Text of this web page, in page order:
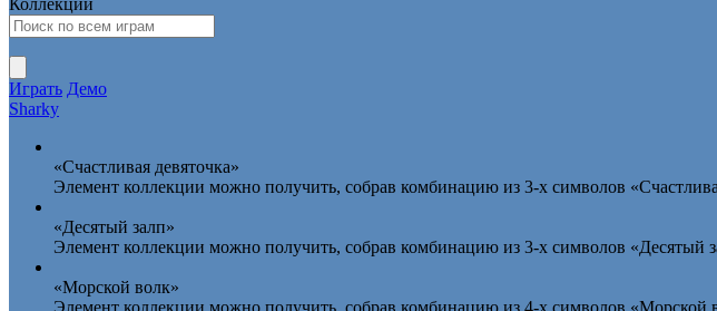
Коллекции
Играть Демо
Sharky
«Счастливая девяточка»
Элемент коллекции можно получить, собрав комбинацию из 3-х символов
«Десятый залп»
Элемент коллекции можно получить, собрав комбинацию из 3-х символов «Десятый
«Морской волк»
Элемент коллекции можно получить, собрав комбинацию из 4-х символов «Морской